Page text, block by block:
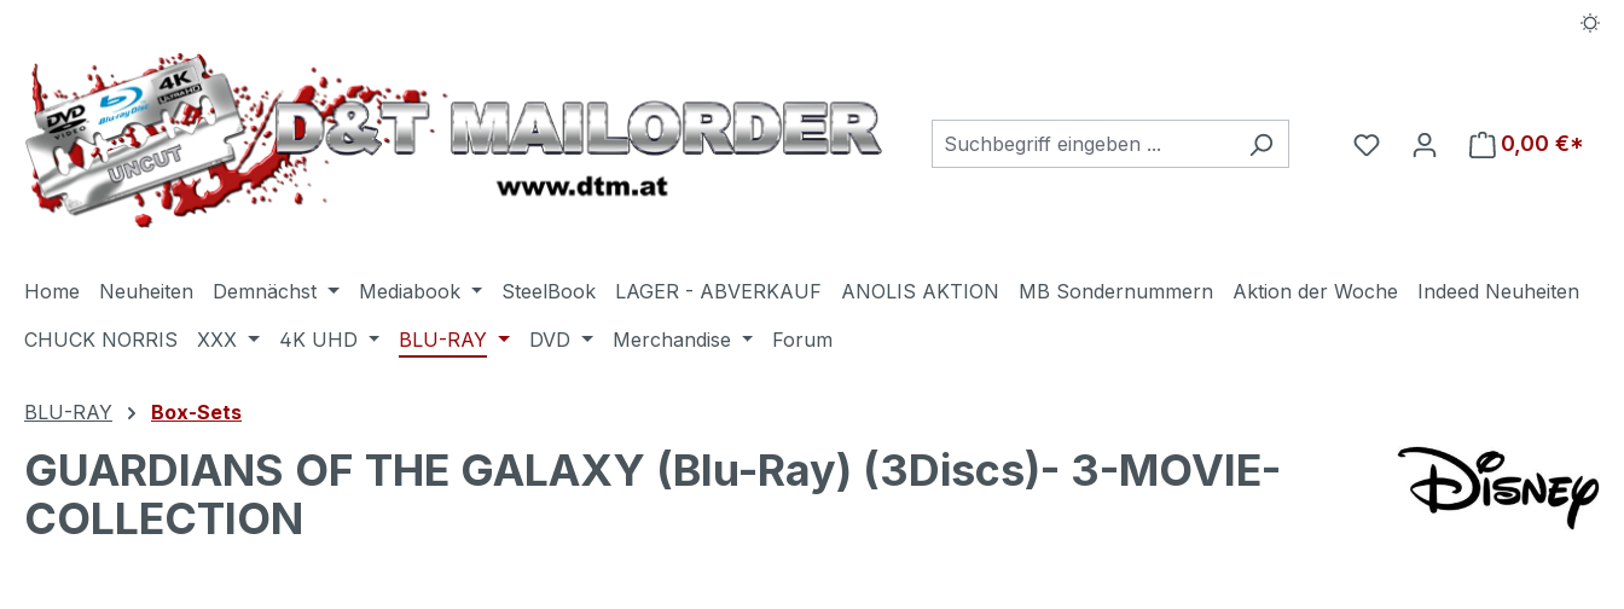
Du hast 0 Produkte auf
0,00 €*
Home Neuheiten Demnächst Mediabook SteelBook LAGER - ABVERKAUF ANOLIS AKTION MB Sondernummern Aktion der Woche
Indeed Neuheiten
CHUCK NORRIS
XXX 4K UHD BLU-RAY DVD Merchandise Forum
BLU-RAY Box-Sets
GUARDIANS OF THE GALAXY (Blu-Ray) (3Discs)- 3-MOVIE-
COLLECTION